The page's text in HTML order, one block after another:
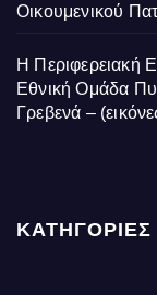
Οικουμενικού
Η Περιφερειακή
Εθνική Ομάδα
Γρεβενά –
ΚΑΤΗΓΟΡΙΕΣ